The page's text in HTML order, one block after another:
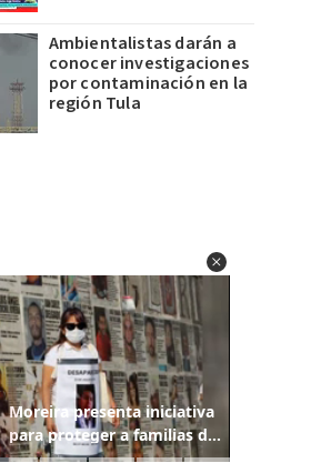
Ambientalistas darán a
conocer investigaciones
por contaminación en la
región Tula